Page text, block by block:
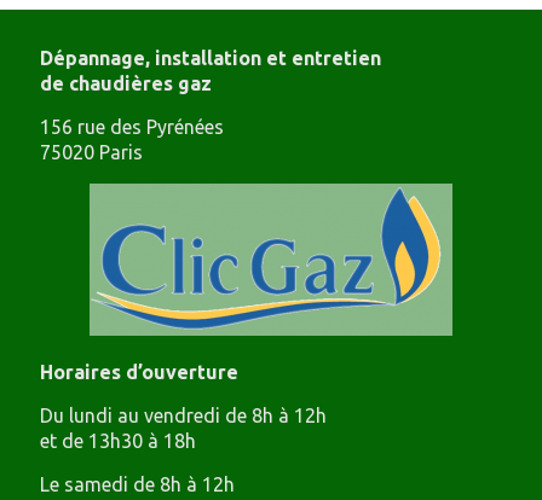
Dépannage, installation et entretien
de chaudières gaz
156 rue des Pyrénées
75020 Paris
Horaires d’ouverture
Du lundi au vendredi de 8h à 12h
et de 13h30 à 18h
Le samedi de 8h à 12h